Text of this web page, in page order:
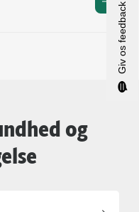
og
Giv os feedback